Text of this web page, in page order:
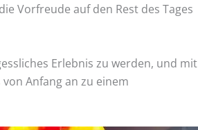
Vorfreude auf den Rest des Tages
Erlebnis zu werden, und mit
Anfang an zu einem